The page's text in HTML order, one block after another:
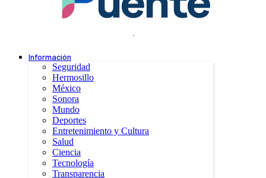
.
Información
Seguridad
Hermosillo
México
Sonora
Mundo
Deportes
Entretenimiento y Cultura
Salud
Ciencia
Tecnología
Transparencia